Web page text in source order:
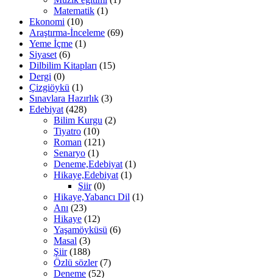
Matematik (1)
Ekonomi (10)
Araştırma-İnceleme (69)
Yeme İçme (1)
Siyaset (6)
Dilbilim Kitapları (15)
Dergi (0)
Çizgiöykü (1)
Sınavlara Hazırlık (3)
Edebiyat (428)
Bilim Kurgu (2)
Tiyatro (10)
Roman (121)
Senaryo (1)
Deneme,Edebiyat (1)
Hikaye,Edebiyat (1)
Şiir (0)
Hikaye,Yabancı Dil (1)
Anı (23)
Hikaye (12)
Yaşamöyküsü (6)
Masal (3)
Şiir (188)
Özlü sözler (7)
Deneme (52)